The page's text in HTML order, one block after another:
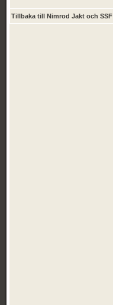
Tillbaka till Nimrod Jakt och SSF